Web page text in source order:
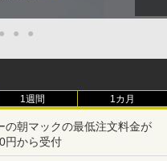
● ● ●
1週間 1カ月
の朝マックの最低注文料金が
円から受付